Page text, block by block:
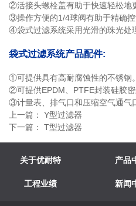
②活接头螺栓盖有助于快速轻松地
③操作方便的1/4球阀有助于精确控
④袋式过滤系统采用光滑的珠光处
袋式过滤系统产品配件:
①可提供具有高耐腐蚀性的不锈钢。
②可提供EPDM、PTFE封装硅胶密
③计量表、排气口和压缩空气通气
上一篇：
Y型过滤器
下一篇：
T型过滤器
关于优耐特 产品
工程业绩 新闻